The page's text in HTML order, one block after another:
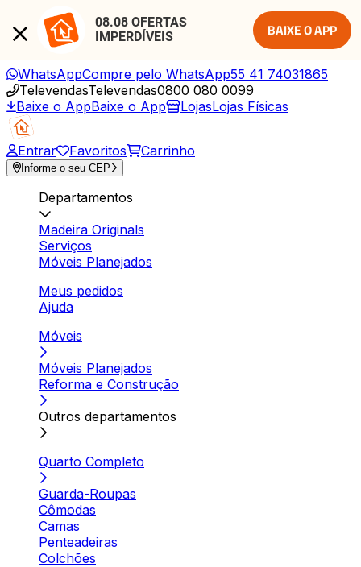
08.08 OFERTAS
IMPERDÍVEIS
BAIXE O APP
WhatsAppCompre pelo WhatsApp55 41 74031865
TelevendasTelevendas0800 080 0099
Baixe o AppBaixe o App LojasLojas Físicas
Entrar Favoritos Carrinho
Informe o seu CEP
Departamentos
Madeira Originals
Serviços
Móveis Planejados
Meus pedidos
Ajuda
Móveis
Móveis Planejados
Reforma e Construção
Outros departamentos
Quarto Completo
Guarda-Roupas
Cômodas
Camas
Penteadeiras
Colchões